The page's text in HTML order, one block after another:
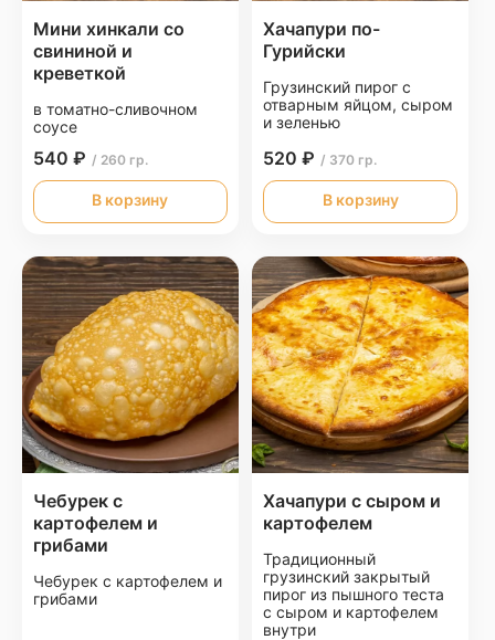
Мини хинкали со
свининой и
креветкой
в томатно-сливочном
соусе
540 ₽ / 260 гр.
В корзину
Хачапури по-
Гурийски
Грузинский пирог с
отварным яйцом, сыром
и зеленью
520 ₽ / 370 гр.
В корзину
Чебурек с
картофелем и
грибами
Чебурек с картофелем и
грибами
Хачапури с сыром и
картофелем
Традиционный
грузинский закрытый
пирог из пышного теста
с сыром и картофелем
внутри